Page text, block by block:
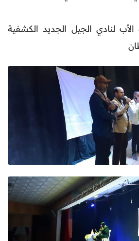
لنادي الجيل الجديد الكشفية